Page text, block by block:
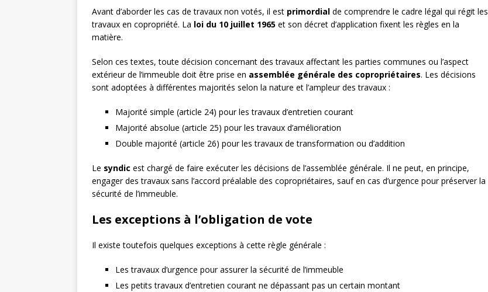
Avant d’aborder les cas de travaux non votés, il est primordial de comprendre le cadre légal qui régit les
travaux en copropriété. La loi du 10 juillet 1965 et son décret d’application fixent les règles en la
matière.
Selon ces textes, toute décision concernant des travaux affectant les parties communes ou l’aspect
extérieur de l’immeuble doit être prise en assemblée générale des copropriétaires. Les décisions
sont adoptées à différentes majorités selon la nature et l’ampleur des travaux :
Majorité simple (article 24) pour les travaux d’entretien courant
Majorité absolue (article 25) pour les travaux d’amélioration
Double majorité (article 26) pour les travaux de transformation ou d’addition
Le syndic est chargé de faire exécuter les décisions de l’assemblée générale. Il ne peut, en principe,
engager des travaux sans l’accord préalable des copropriétaires, sauf en cas d’urgence pour préserver la
sécurité de l’immeuble.
Les exceptions à l’obligation de vote
Il existe toutefois quelques exceptions à cette règle générale :
Les travaux d’urgence pour assurer la sécurité de l’immeuble
Les petits travaux d’entretien courant ne dépassant pas un certain montant